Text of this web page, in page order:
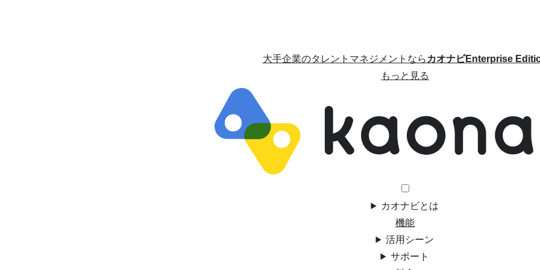
大手企業のタレントマネジメントならカオナビEnterprise
もっと見る
カオナビとは
機能
活用シーン
サポート